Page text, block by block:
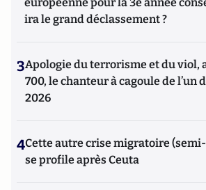
ira le grand déclassement ?
3Apologie du terrorisme et du viol,
700, le chanteur à cagoule de l’un
2026
4Cette autre crise migratoire
se profile après Ceuta